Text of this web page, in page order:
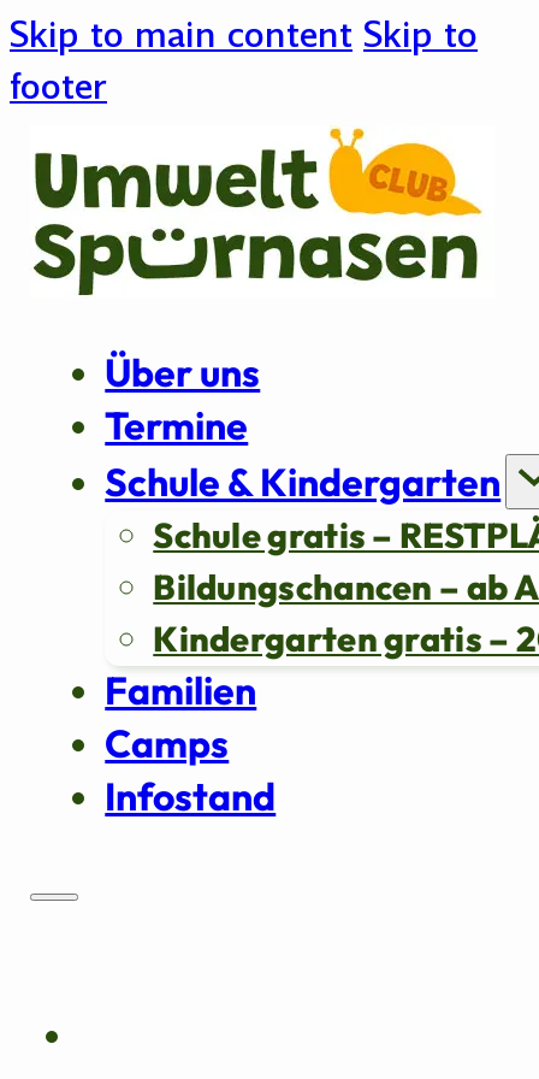
Skip to main content Skip to
footer
Über uns
Termine
Schule & Kindergarten
Schule gratis –
Bildungschancen – ab
Kindergarten gratis –
Familien
Camps
Infostand